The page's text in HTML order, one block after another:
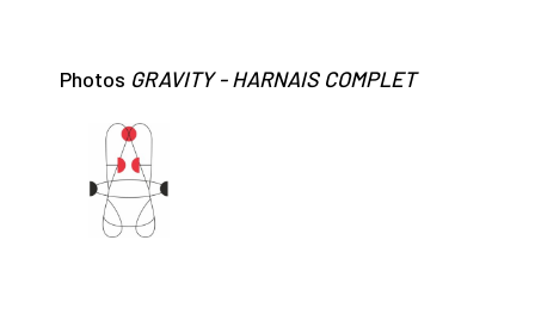
Photos GRAVITY - HARNAIS COMPLET